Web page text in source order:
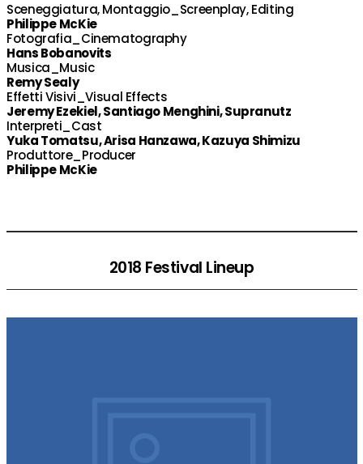
Sceneggiatura, Montaggio_Screenplay, Editing
Philippe McKie
Fotografia_Cinematography
Hans Bobanovits
Musica_Music
Remy Sealy
Effetti Visivi_Visual Effects
Jeremy Ezekiel, Santiago Menghini, Supranutz
Interpreti_Cast
Yuka Tomatsu, Arisa Hanzawa, Kazuya Shimizu
Produttore_Producer
Philippe McKie
2018 Festival Lineup